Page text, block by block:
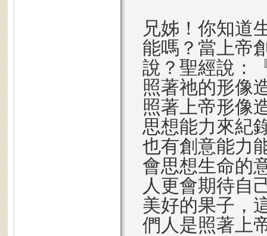
兄姊！你知道
能嗎？當上帝
說？聖經說：
照著祂的形像
照著上帝形像
思想能力來紀
也有創意能力
會思想生命的
人更會期待自
美好的果子，
們人是照著上